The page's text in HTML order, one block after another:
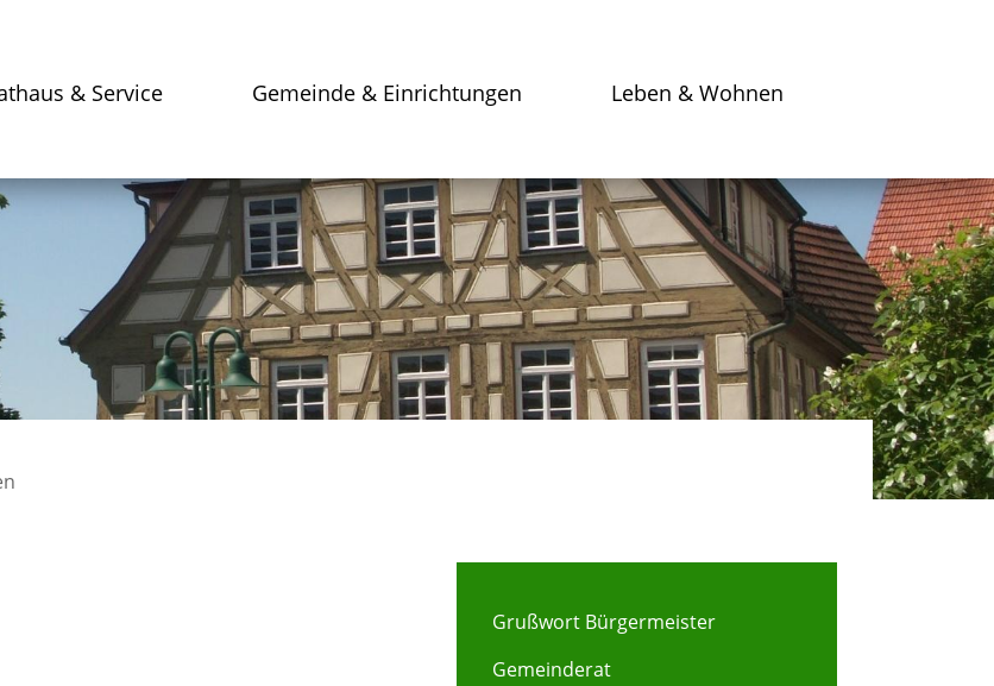
& Service Gemeinde & Einrichtungen Leben & Wohnen
Grußwort Bürgermeister
Gemeinderat